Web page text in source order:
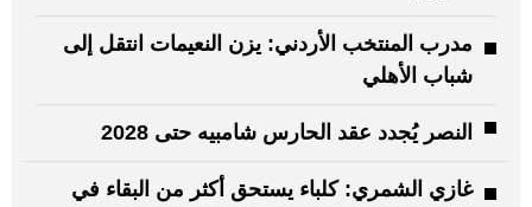
مدرب المنتخب الأردني: يزن النعيمات انتقل إلى
شباب الأهلي
النصر يُجدد عقد الحارس شامبيه حتى 2028
غازي الشمري: كلباء يستحق أكثر من البقاء في